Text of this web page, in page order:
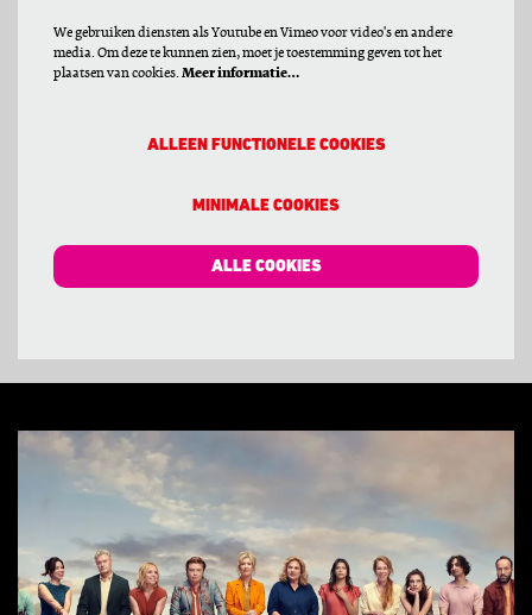
We gebruiken diensten als Youtube en Vimeo voor video's en andere
media. Om deze te kunnen zien, moet je toestemming geven tot het
plaatsen van cookies. Meer informatie…
ALLEEN FUNCTIONELE COOKIES
MINIMALE COOKIES
ALLE COOKIES